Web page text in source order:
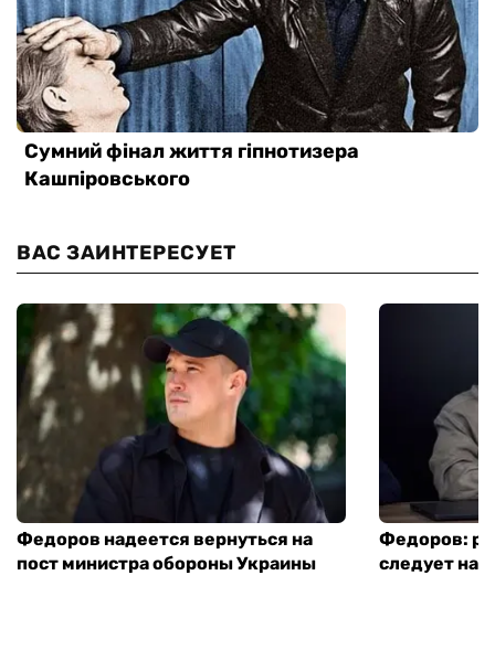
ВАС ЗАИНТЕРЕСУЕТ
Федоров надеется вернуться на
пост министра обороны Украины
Федоров:
следует